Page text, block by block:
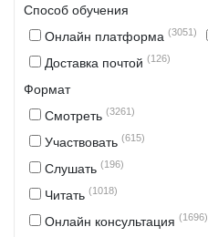
Способ обучения
Онлайн платформа (3051)
Доставка почтой (126)
Формат
Смотреть (3261)
Участвовать (615)
Слушать (196)
Читать (1018)
Онлайн консультация (1696)